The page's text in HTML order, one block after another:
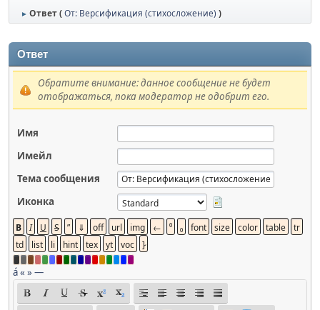
► Ответ (От: Версификация (стихосложение) )
Ответ
Обратите внимание: данное сообщение не будет
отображаться, пока модератор не одобрит его.
Имя
Имейл
Тема сообщения
Иконка
á« »—